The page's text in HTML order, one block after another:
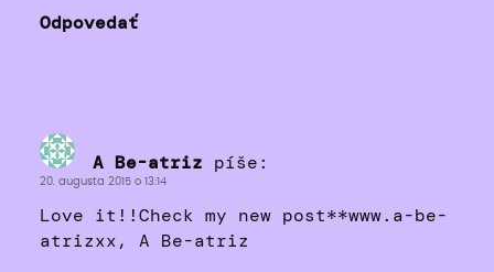
Odpovedať
A Be-atriz píše:
20. augusta 2015 o 13:14
Love it!!Check my new post**www.a-be-
atrizxx, A Be-atriz